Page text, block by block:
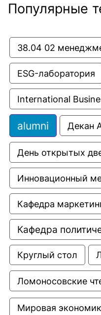
Популярные
38.04 02
ESG-лаборатория
International
alumni Декан
День открытых
Инновационный
Кафедра
Кафедра
Круглый стол
Ломоносовские
Мировая